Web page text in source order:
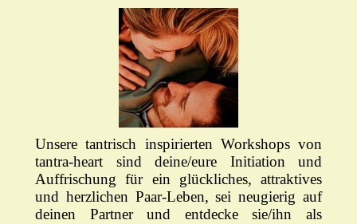
Unsere tantrisch inspirierten Workshops von
tantra-heart sind deine/eure Initiation und
Auffrischung für ein glückliches, attraktives
und herzlichen Paar-Leben, sei neugierig auf
deinen Partner und entdecke sie/ihn als